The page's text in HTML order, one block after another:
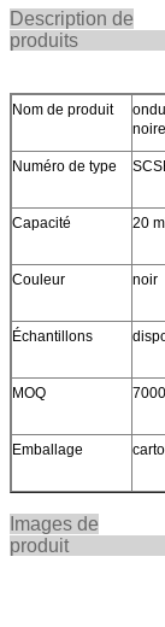
Description de
Nom de produit
Numéro de type
Capacité 20
Couleur noir
Échantillons
MOQ
Emballage
Images de